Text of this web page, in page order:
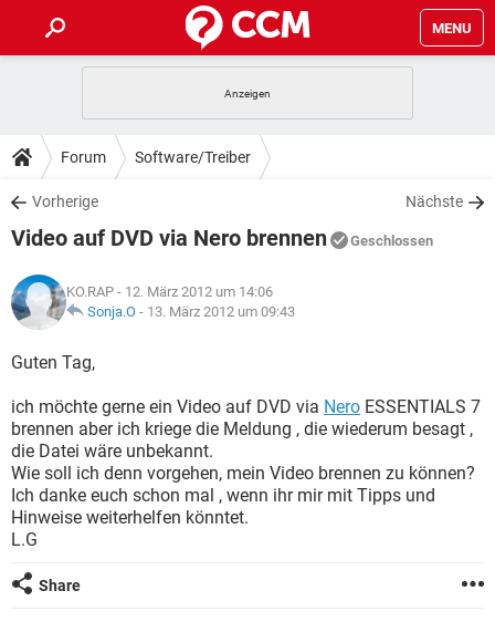
MENU
ANDROID IOS
WINDOWS 10
WHATSAPP TIKTOK
FACEBOOK
TIPPS & TRICKS
SPIELE
WHATSAPP TIKTOK
FACEBOOK
DOWNLOADS
SPIELE STREAMING
ANDROID
WINDOWS 10 INSTAGRAM
WHATSAPP
SPIELE STREAMING
ANDROID
WINDOWS 10
WHATSAPP TIKTOK
FACEBOOK
LEXIKON
SPIELE
WINDOWS 10 INSTAGRAM
WHATSAPP TIKTOK
FACEBOOK HARDWARE
Forum Software/Treiber
Vorherige Nächste
Video auf DVD via Nero brennen Geschlossen
KO.RAP - 12. März 2012 um 14:06
Sonja.O - 13. März 2012 um 09:43
Guten Tag,
ich möchte gerne ein Video auf DVD via Nero ESSENTIALS 7
brennen aber ich kriege die Meldung , die wiederum besagt ,
die Datei wäre unbekannt.
Wie soll ich denn vorgehen, mein Video brennen zu können?
Ich danke euch schon mal , wenn ihr mir mit Tipps und
Hinweise weiterhelfen könntet.
L.G
Share